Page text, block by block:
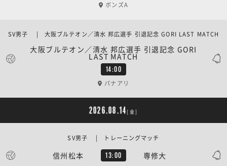
ボンズA
14:00
大阪ブルテオン／清水 邦広選手 引退記念 GORI
LAST MATCH
SV男子 | 大阪ブルテオン／清水 邦広選手 引退記念 GORI LAST MATCH
パナアリ
2026.08.14 [金]
信州松本 13:00 専修大
SV男子 | トレーニングマッチ